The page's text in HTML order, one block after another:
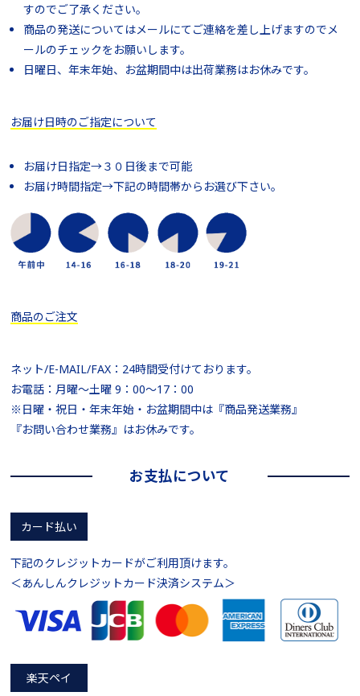
すのでご了承ください。
商品の発送についてはメールにてご連絡を差し上げますのでメ
ールのチェックをお願いします。
日曜日、年末年始、お盆期間中は出荷業務はお休みです。
お届け日時のご指定について
お届け日指定→３０日後まで可能
お届け時間指定→下記の時間帯からお選び下さい。
商品のご注文
ネット/E-MAIL/FAX：24時間受付けております。
お電話：月曜～土曜 9：00～17：00
※日曜・祝日・年末年始・お盆期間中は『商品発送業務』
『お問い合わせ業務』はお休みです。
お支払について
カード払い
下記のクレジットカードがご利用頂けます。
＜あんしんクレジットカード決済システム＞
楽天ペイ